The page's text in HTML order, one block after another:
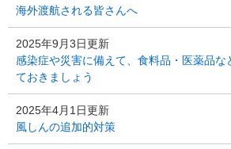
海外渡航される皆さんへ
2025年9月3日更新
感染症や災害に備えて、食料品・医薬品な
ておきましょう
2025年4月1日更新
風しんの追加的対策